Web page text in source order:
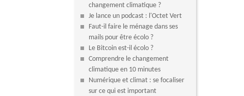
changement climatique ?
Je lance un podcast : l'Octet Vert
Faut-il faire le ménage dans ses
mails pour être écolo ?
Le Bitcoin est-il écolo ?
Comprendre le changement
climatique en 10 minutes
Numérique et climat : se focaliser
sur ce qui est important